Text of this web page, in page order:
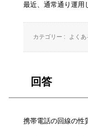
最近、通常通り運用
カテゴリー : よくあ
回答
携帯電話の回線の性